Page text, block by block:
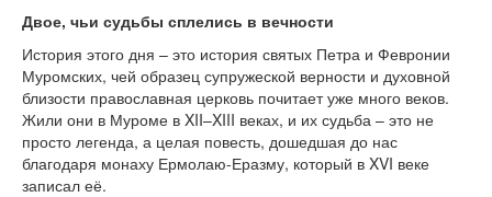
Поиск
Карта сайта
Перейти к полной
версии сайта
Двое, чьи судьбы сплелись в вечности
История этого дня – это история святых Петра и Февронии
Муромских, чей образец супружеской верности и духовной
близости православная церковь почитает уже много веков.
Жили они в Муроме в XII–XIII веках, и их судьба – это не
просто легенда, а целая повесть, дошедшая до нас
благодаря монаху Ермолаю-Еразму, который в XVI веке
записал её.